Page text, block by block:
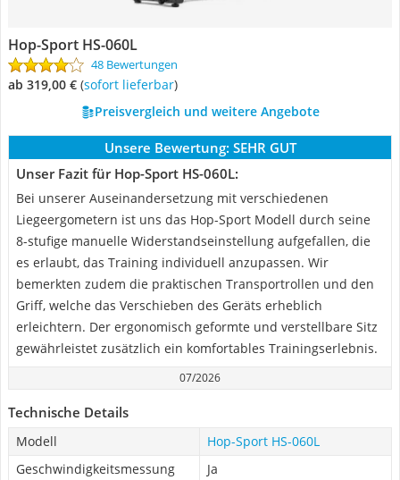
Hop-Sport HS-060L
48 Bewertungen
ab 319,00 € ( Sofort lieferbar)
Preisvergleich und weitere Angebote
Unsere Bewertung: SEHR GUT
Unser Fazit für Hop-Sport HS-060L:
Bei unserer Auseinandersetzung mit verschiedenen
Liegeergometern ist uns das Hop-Sport Modell durch seine
8-stufige manuelle Widerstandseinstellung aufgefallen, die
es erlaubt, das Training individuell anzupassen. Wir
bemerkten zudem die praktischen Transportrollen und den
Griff, welche das Verschieben des Geräts erheblich
erleichtern. Der ergonomisch geformte und verstellbare Sitz
gewährleistet zusätzlich ein komfortables Trainingserlebnis.
07/2026
Technische Details
Modell
Hop-Sport HS-060L
Geschwindigkeitsmessung
Ja